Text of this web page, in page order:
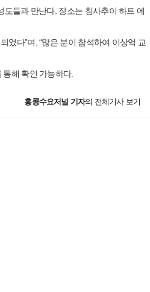
들과 만난다. 장소는 침사추이 하트 에
었다”며, “많은 분이 참석하여 이상억 교
해 확인 가능하다.
홍콩수요저널 기자의 전체기사 보기